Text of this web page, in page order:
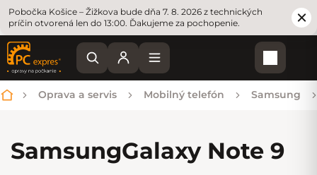
Pobočka Košice – Žižkova bude dňa 7. 8. 2026 z technických
príčin otvorená len do 13:00. Ďakujeme za pochopenie.
Domov
Oprava a servis Mobilný telefón Samsung
SamsungGalaxy Note 9